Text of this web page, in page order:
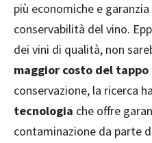
più economiche e
conservabilità del vino.
dei vini di qualità, non
maggior costo del tappo
conservazione, la ricerca
tecnologia che offre
contaminazione da parte